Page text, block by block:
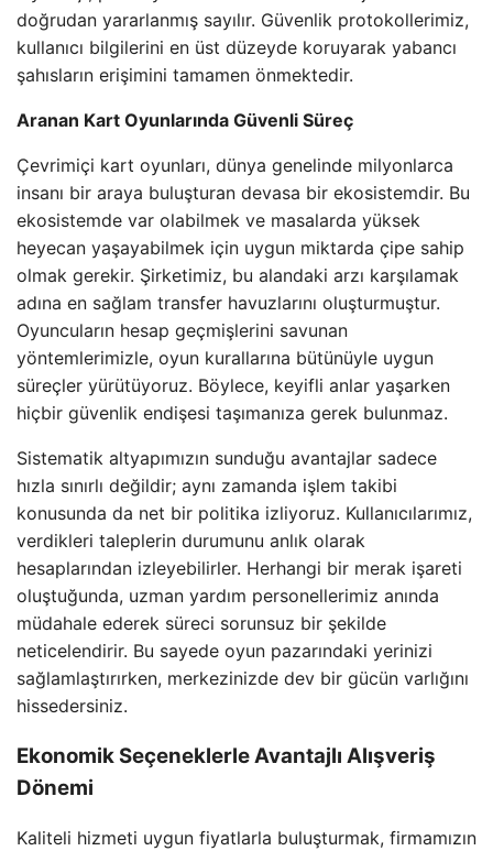
doğrudan yararlanmış sayılır. Güvenlik protokollerimiz,
kullanıcı bilgilerini en üst düzeyde koruyarak yabancı
şahısların erişimini tamamen önmektedir.
Aranan Kart Oyunlarında Güvenli Süreç
Çevrimiçi kart oyunları, dünya genelinde milyonlarca
insanı bir araya buluşturan devasa bir ekosistemdir. Bu
ekosistemde var olabilmek ve masalarda yüksek
heyecan yaşayabilmek için uygun miktarda çipe sahip
olmak gerekir. Şirketimiz, bu alandaki arzı karşılamak
adına en sağlam transfer havuzlarını oluşturmuştur.
Oyuncuların hesap geçmişlerini savunan
yöntemlerimizle, oyun kurallarına bütünüyle uygun
süreçler yürütüyoruz. Böylece, keyifli anlar yaşarken
hiçbir güvenlik endişesi taşımanıza gerek bulunmaz.
Sistematik altyapımızın sunduğu avantajlar sadece
hızla sınırlı değildir; aynı zamanda işlem takibi
konusunda da net bir politika izliyoruz. Kullanıcılarımız,
verdikleri taleplerin durumunu anlık olarak
hesaplarından izleyebilirler. Herhangi bir merak işareti
oluştuğunda, uzman yardım personellerimiz anında
müdahale ederek süreci sorunsuz bir şekilde
neticelendirir. Bu sayede oyun pazarındaki yerinizi
sağlamlaştırırken, merkezinizde dev bir gücün varlığını
hissedersiniz.
Ekonomik Seçeneklerle Avantajlı Alışveriş
Dönemi
Kaliteli hizmeti uygun fiyatlarla buluşturmak, firmamızın